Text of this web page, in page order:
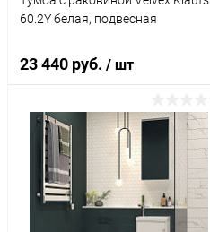
60.2Y белая, подвесная
23 440 руб. / шт
В корзину
Купить в 1 клик Сравнение
Под заказ